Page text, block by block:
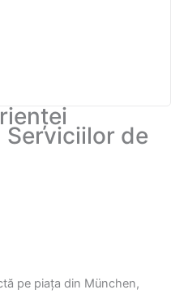
Serviciilor de
pe piața din München,